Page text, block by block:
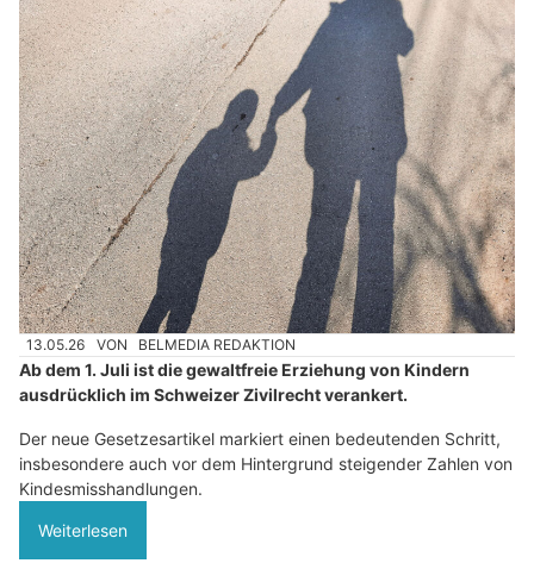
13.05.26 VON BELMEDIA REDAKTION
Ab dem 1. Juli ist die gewaltfreie Erziehung von Kindern
ausdrücklich im Schweizer Zivilrecht verankert.
Der neue Gesetzesartikel markiert einen bedeutenden Schritt,
insbesondere auch vor dem Hintergrund steigender Zahlen von
Kindesmisshandlungen.
Weiterlesen